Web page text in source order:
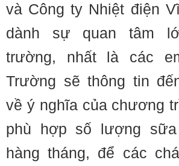
và Công ty Nhiệt điện
dành sự quan tâm
trường, nhất là các
Trường sẽ thông tin
về ý nghĩa của chương
phù hợp số lượng
hàng tháng, để các